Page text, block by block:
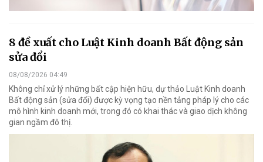
8 đề xuất cho Luật Kinh doanh Bất động sản
sửa đổi
08/08/2026 04:49
Không chỉ xử lý những bất cập hiện hữu, dự thảo Luật Kinh doanh
Bất động sản (sửa đổi) được kỳ vọng tạo nền tảng pháp lý cho các
mô hình kinh doanh mới, trong đó có khai thác và giao dịch không
gian ngầm đô thị.